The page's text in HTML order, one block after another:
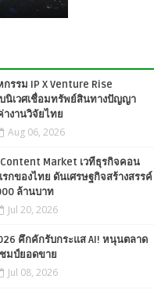
รรม IP X Venture Rise
นิเวศเชื่อมทรัพย์สินทางปัญญา
งานวิจัยไทย
Aug 06, 2026
Market เวทีธุรกิจคอน
กของไทย ดันเศรษฐกิจสร้างสรรค์
ล้านบาท
Jul 20, 2026
คึกคักรับกระแส AI! หนุนตลาด
มป์ยอดขาย
Jul 08, 2026